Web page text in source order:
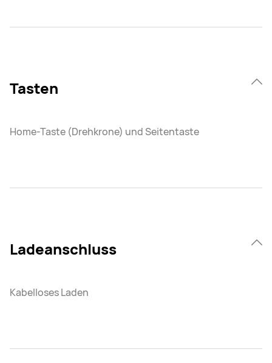
Tasten
Home-Taste (Drehkrone) und Seitentaste
Ladeanschluss
Kabelloses Laden